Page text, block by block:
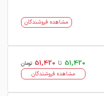
مشاهده فروشندگان
51,420 تا 51,420 تومان
مشاهده فروشندگان